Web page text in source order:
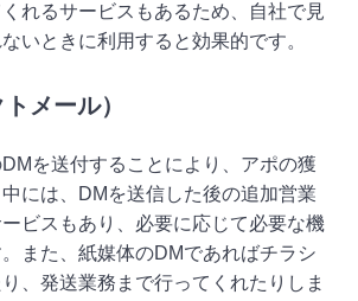
れるサービスもあるため、自社で見
いときに利用すると効果的です。
メール）
を送付することにより、アポの獲
には、DMを送信した後の追加営業
ビスもあり、必要に応じて必要な機
また、紙媒体のDMであればチラシ
、発送業務まで行ってくれたりしま